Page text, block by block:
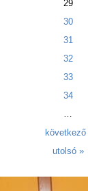
29
30
31
32
33
34
következő
utolsó »